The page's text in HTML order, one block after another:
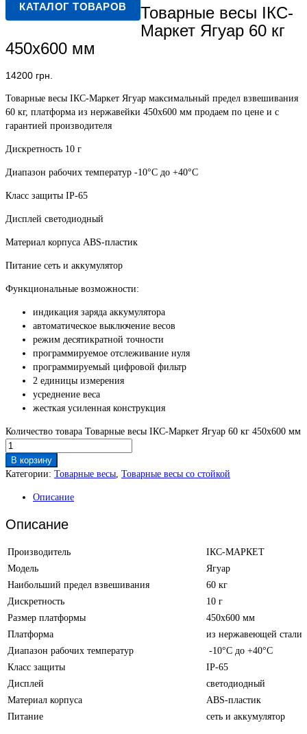
КАТАЛОГ ТОВАРОВ
Товарные весы IКС-
Маркет Ягуар 60 кг
450х600 мм
14200 грн.
Товарные весы IКС-Маркет Ягуар максимальный предел взвешивания
60 кг, платформа из нержавейки 450х600 мм продаем по цене и с
гарантией производителя
Дискретность 10 г
Диапазон рабочих температур -10°C до +40°C
Класс защиты IP-65
Дисплей светодиодный
Материал корпуса ABS-пластик
Питание сеть и аккумулятор
Функциональные возможности:
индикация заряда аккумулятора
автоматическое выключение весов
режим десятикратной точности
программируемое отслеживание нуля
программируемый цифровой фильтр
2 единицы измерения
усреднение веса
жесткая усиленная конструкция
Количество товара Товарные весы IКС-Маркет Ягуар 60 кг 450х600 мм
В корзину
Категории: Товарные весы, Товарные весы со стойкой
Описание
Описание
Производитель
IКС-МАРКЕТ
Модель
Ягуар
Наибольший предел взвешивания
60 кг
Дискретность
10 г
Размер платформы
450х600 мм
Платформа
из нержавеющей стали
Диапазон рабочих температур
-10°C до +40°C
Класс защиты
IP-65
Дисплей
светодиодный
Материал корпуса
ABS-пластик
Питание
сеть и аккумулятор